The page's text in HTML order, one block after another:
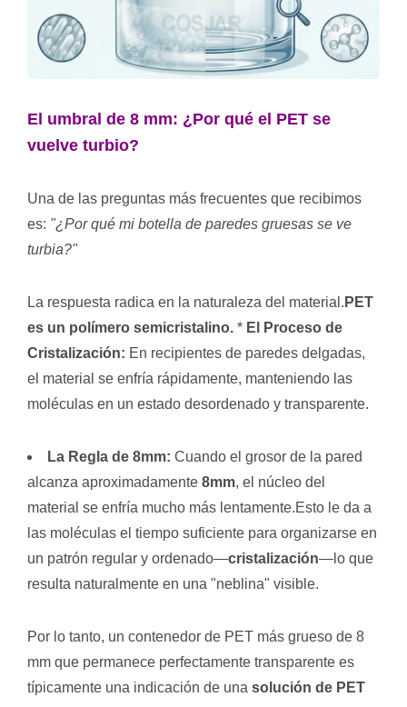
El umbral de 8 mm: ¿Por qué el PET se
vuelve turbio?
Una de las preguntas más frecuentes que recibimos
es: "¿Por qué mi botella de paredes gruesas se ve
turbia?"
La respuesta radica en la naturaleza del material. PET
es un polímero semicristalino. * El Proceso de
Cristalización: En recipientes de paredes delgadas,
el material se enfría rápidamente, manteniendo las
moléculas en un estado desordenado y transparente.
La Regla de 8mm: Cuando el grosor de la pared
alcanza aproximadamente 8mm, el núcleo del
material se enfría mucho más lentamente.Esto le da a
las moléculas el tiempo suficiente para organizarse en
un patrón regular y ordenado—cristalización—lo que
resulta naturalmente en una "neblina" visible.
Por lo tanto, un contenedor de PET más grueso de 8
mm que permanece perfectamente transparente es
típicamente una indicación de una solución de PET